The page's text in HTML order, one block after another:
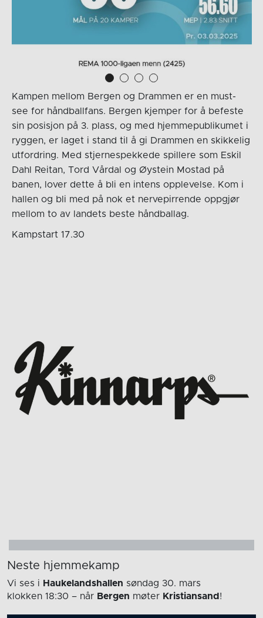
Kampen mellom Bergen og Drammen er en must-
see for håndballfans. Bergen kjemper for å befeste
sin posisjon på 3. plass, og med hjemmepublikumet i
ryggen, er laget i stand til å gi Drammen en skikkelig
utfordring. Med stjernespekkede spillere som Eskil
Dahl Reitan, Tord Vårdal og Øystein Mostad på
banen, lover dette å bli en intens opplevelse. Kom i
hallen og bli med på nok et nervepirrende oppgjør
mellom to av landets beste håndballag.
Kampstart 17.30
Neste hjemmekamp
Vi ses i Haukelandshallen søndag 30. mars
klokken 18:30 – når Bergen møter Kristiansand !